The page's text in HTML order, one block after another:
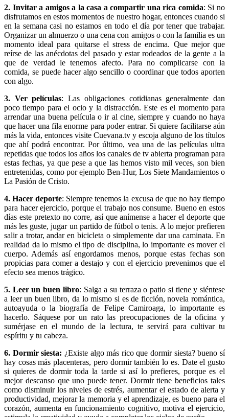
2. Invitar a amigos a la casa a compartir una rica comida: Si no
disfrutamos en estos momentos de nuestro hogar, entonces cuando si
en la semana casi no estamos en todo el día por tener que trabajar.
Organizar un almuerzo o una cena con amigos o con la familia es un
momento ideal para quitarse el stress de encima. Que mejor que
reírse de las anécdotas del pasado y estar rodeados de la gente a la
que de verdad le tenemos afecto. Para no complicarse con la
comida, se puede hacer algo sencillo o coordinar que todos aporten
con algo.
3. Ver películas: Las obligaciones cotidianas generalmente dan
poco tiempo para el ocio y la distracción. Este es el momento para
arrendar una buena película o ir al cine, siempre y cuando no haya
que hacer una fila enorme para poder entrar. Si quiere facilitarse aún
más la vida, entonces visite Cuevana.tv y escoja alguno de los títulos
que ahí podrá encontrar. Por último, vea una de las películas ultra
repetidas que todos los años los canales de tv abierta programan para
estas fechas, ya que pese a que las hemos visto mil veces, son bien
entretenidas, como por ejemplo Ben-Hur, Los Siete Mandamientos o
La Pasión de Cristo.
4. Hacer deporte: Siempre tenemos la excusa de que no hay tiempo
para hacer ejercicio, porque el trabajo nos consume. Bueno en estos
días este pretexto no corre, así que anímense a hacer el deporte que
más les guste, jugar un partido de fútbol o tenis. A lo mejor prefieren
salir a trotar, andar en bicicleta o simplemente dar una caminata. En
realidad da lo mismo el tipo de disciplina, lo importante es mover el
cuerpo. Además así engordamos menos, porque estas fechas son
propicias para comer a destajo y con el ejercicio prevenimos que el
efecto sea menos trágico.
5. Leer un buen libro: Salga a su terraza o patio si tiene y siéntese
a leer un buen libro, da lo mismo si es de ficción, novela romántica,
autoayuda o la biografía de Felipe Camiroaga, lo importante es
hacerlo. Sáquese por un rato las preocupaciones de la oficina y
sumérjase en el mundo de la lectura, te servirá para cultivar tu
espíritu y tu cabeza.
6. Dormir siesta: ¿Existe algo más rico que dormir siesta? bueno sí
hay cosas más placenteras, pero dormir también lo es. Date el gusto
si quieres de dormir toda la tarde si así lo prefieres, porque es el
mejor descanso que uno puede tener. Dormir tiene beneficios tales
como disminuir los niveles de estrés, aumentar el estado de alerta y
productividad, mejorar la memoria y el aprendizaje, es bueno para el
corazón, aumenta en funcionamiento cognitivo, motiva el ejercicio,